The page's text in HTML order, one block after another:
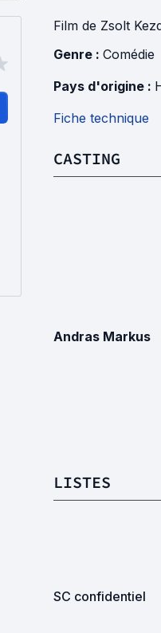
Film de Zsolt
Genre : Comédie
Pays d'origine :
Fiche technique
CASTING
Andras Markus
LISTES
SC confidentiel